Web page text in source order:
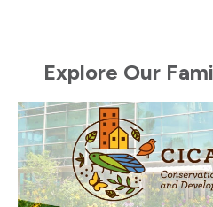
Explore Our